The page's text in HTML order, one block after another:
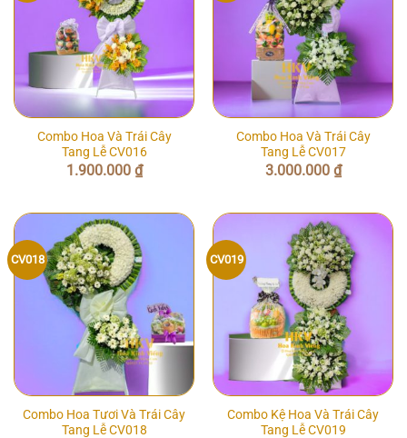
Combo Hoa Và Trái Cây
Tang Lễ CV016
1.900.000 ₫
Combo Hoa Và Trái Cây
Tang Lễ CV017
3.000.000 ₫
CV018
Combo Hoa Tươi Và Trái Cây
Tang Lễ CV018
CV019
Combo Kệ Hoa Và Trái Cây
Tang Lễ CV019